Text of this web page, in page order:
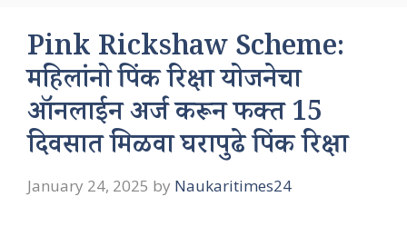
Pink Rickshaw Scheme:
महिलांनो पिंक रिक्षा योजनेचा
ऑनलाईन अर्ज करून फक्त 15
दिवसात मिळवा घरापुढे पिंक रिक्षा
January 24, 2025 by Naukaritimes24